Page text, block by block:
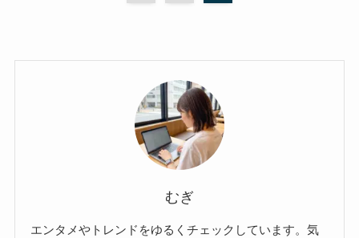
むぎ
エンタメやトレンドをゆるくチェックしています。気